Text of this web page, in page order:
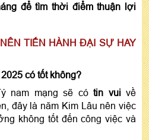
để tìm thời điểm thuận lợi
TIẾN HÀNH ĐẠI SỰ HAY
có tốt không?
nam mạng sẽ cótin vuivề
đây là năm Kim Lâu nên việc
không tốt đến công việc và